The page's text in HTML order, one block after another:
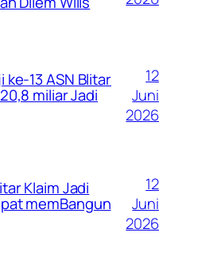
ke-13 ASN Blitar
miliar Jadi
12
Juni
2026
Klaim Jadi
memBangun
12
Juni
2026